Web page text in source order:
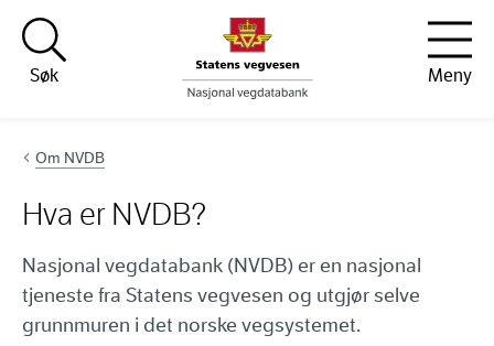
Hopp til innhold
Søk
Meny
Om NVDB
Hva er NVDB?
Nasjonal vegdatabank (NVDB) er en nasjonal
tjeneste fra Statens vegvesen og utgjør selve
grunnmuren i det norske vegsystemet.